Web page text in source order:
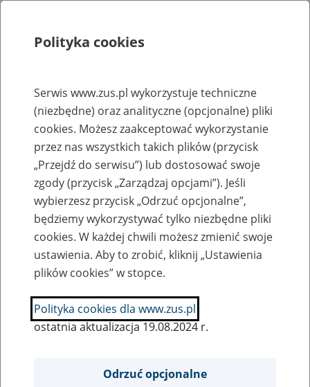
Rejestry, ewidencje i archiwa
Baza zlikwidowanych lub
przekształconych zakładów pracy
Nazwa zakładu pracy:
SZUKAJ
Polityka cookies
Serwis www.zus.pl wykorzystuje techniczne
(niezbędne) oraz analityczne (opcjonalne) pliki
cookies. Możesz zaakceptować wykorzystanie
przez nas wszystkich takich plików (przycisk
„Przejdź do serwisu”) lub dostosować swoje
zgody (przycisk „Zarządzaj opcjami”). Jeśli
wybierzesz przycisk „Odrzuć opcjonalne”,
będziemy wykorzystywać tylko niezbędne pliki
cookies. W każdej chwili możesz zmienić swoje
ustawienia. Aby to zrobić, kliknij „Ustawienia
plików cookies” w stopce.
Polityka cookies dla www.zus.pl
ostatnia aktualizacja 19.08.2024 r.
Odrzuć opcjonalne